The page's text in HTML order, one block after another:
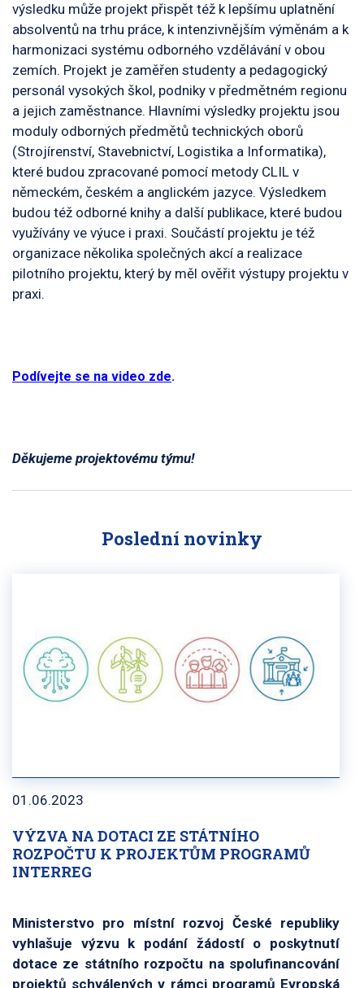
výsledku může projekt přispět též k lepšímu uplatnění
absolventů na trhu práce, k intenzivnějším výměnám a k
harmonizaci systému odborného vzdělávání v obou
zemích. Projekt je zaměřen studenty a pedagogický
personál vysokých škol, podniky v předmětném regionu
a jejich zaměstnance. Hlavními výsledky projektu jsou
moduly odborných předmětů technických oborů
(Strojírenství, Stavebnictví, Logistika a Informatika),
které budou zpracované pomocí metody CLIL v
německém, českém a anglickém jazyce. Výsledkem
budou též odborné knihy a další publikace, které budou
využívány ve výuce i praxi. Součástí projektu je též
organizace několika společných akcí a realizace
pilotního projektu, který by měl ověřit výstupy projektu v
praxi.
Podívejte se na video zde.
Děkujeme projektovému týmu!
Poslední novinky
VÝZVA NA DOTACI ZE STÁTNÍHO
ROZPOČTU K PROJEKTŮM PROGRAMŮ
INTERREG
01.06.2023
Ministerstvo pro místní rozvoj České republiky
vyhlašuje výzvu k podání žádostí o poskytnutí
dotace ze státního rozpočtu na spolufinancování
projektů schválených v rámci programů Evropská